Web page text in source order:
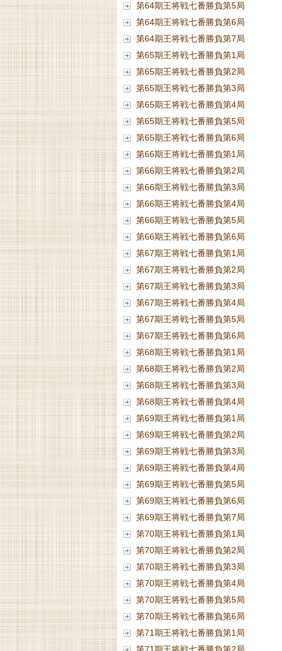
第64期王将戦七番勝負第5局
第64期王将戦七番勝負第6局
第64期王将戦七番勝負第7局
第65期王将戦七番勝負第1局
第65期王将戦七番勝負第2局
第65期王将戦七番勝負第3局
第65期王将戦七番勝負第4局
第65期王将戦七番勝負第5局
第65期王将戦七番勝負第6局
第66期王将戦七番勝負第1局
第66期王将戦七番勝負第2局
第66期王将戦七番勝負第3局
第66期王将戦七番勝負第4局
第66期王将戦七番勝負第5局
第66期王将戦七番勝負第6局
第67期王将戦七番勝負第1局
第67期王将戦七番勝負第2局
第67期王将戦七番勝負第3局
第67期王将戦七番勝負第4局
第67期王将戦七番勝負第5局
第67期王将戦七番勝負第6局
第68期王将戦七番勝負第1局
第68期王将戦七番勝負第2局
第68期王将戦七番勝負第3局
第68期王将戦七番勝負第4局
第69期王将戦七番勝負第1局
第69期王将戦七番勝負第2局
第69期王将戦七番勝負第3局
第69期王将戦七番勝負第4局
第69期王将戦七番勝負第5局
第69期王将戦七番勝負第6局
第69期王将戦七番勝負第7局
第70期王将戦七番勝負第1局
第70期王将戦七番勝負第2局
第70期王将戦七番勝負第3局
第70期王将戦七番勝負第4局
第70期王将戦七番勝負第5局
第70期王将戦七番勝負第6局
第71期王将戦七番勝負第1局